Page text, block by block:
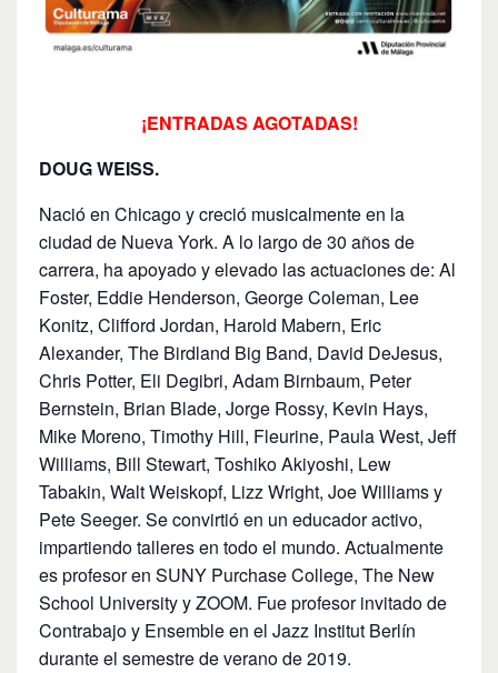
¡ENTRADAS AGOTADAS!
DOUG WEISS.
Nació en Chicago y creció musicalmente en la
ciudad de Nueva York. A lo largo de 30 años de
carrera, ha apoyado y elevado las actuaciones de: Al
Foster, Eddie Henderson, George Coleman, Lee
Konitz, Clifford Jordan, Harold Mabern, Eric
Alexander, The Birdland Big Band, David DeJesus,
Chris Potter, Eli Degibri, Adam Birnbaum, Peter
Bernstein, Brian Blade, Jorge Rossy, Kevin Hays,
Mike Moreno, Timothy Hill, Fleurine, Paula West, Jeff
Williams, Bill Stewart, Toshiko Akiyoshi, Lew
Tabakin, Walt Weiskopf, Lizz Wright, Joe Williams y
Pete Seeger. Se convirtió en un educador activo,
impartiendo talleres en todo el mundo. Actualmente
es profesor en SUNY Purchase College, The New
School University y ZOOM. Fue profesor invitado de
Contrabajo y Ensemble en el Jazz Institut Berlín
durante el semestre de verano de 2019.